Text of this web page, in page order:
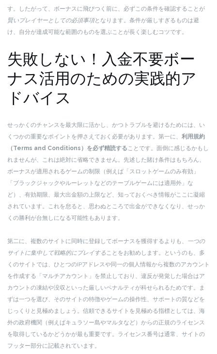
す。したがって、ボーナスに飛びつく前に、必ずこの条件を確認することが
賢いプレイヤーとしての必須事項となります。条件が厳しすぎるものは避
け、自分が達成可能な範囲のものを選ぶことが長く楽しむコツです。
失敗しない！入金不要ボー
ナス活用のための実践的ア
ドバイス
せっかくのチャンスを最大限に活かし、かつトラブルを避けるためには、い
くつかの重要なポイントを押さえておく必要があります。第一に、 利用規約
（Terms and Conditions）を必ず精読することです。面倒に感じるかもし
れませんが、これは絶対に省略できません。先述した賭け条件はもちろん、
ボーナスが適用されるゲームの制限（例えば「スロットゲームのみ有効」
「ブラックジャックやルーレットなどのテーブルゲームには適用外」な
ど）、有効期限、最大出金額の上限など、知っておくべき情報がここに凝縮
されています。これを怠ると、思わぬところで出金ができなくなり、せっか
くの勝利が台無しになる可能性もあります。
第二に、複数のサイトに同時に登録してボーナスを獲得するよりも、 一つの
サイトに集中して戦略的にプレイすることをお勧めします。というのも、多
くのサイトでは、ひとつのIPアドレスや同一の個人情報から複数のアカウント
を作成する「マルチアカウント」を禁止しており、違反が発覚した場合はア
カウントの凍結や没収といった厳しいペナルティが科せられるためです。ま
ずは一つを選び、そのサイトの特徴やゲームの操作性、サポートの質などを
じっくりと見極めましょう。信頼できるサイトを見極める指標としては、海
外の政府機関（例えばキュラソー島やマルタなど）からの正規のライセンス
を取得しているかどうかが最も重要です。ライセンス番号は通常、サイトの
フッター部分に記載されています。